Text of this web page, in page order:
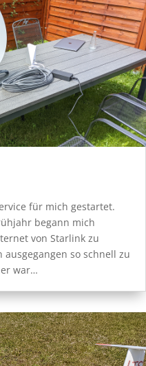
für mich gestartet.
begann mich
von Starlink zu
so schnell zu
war…